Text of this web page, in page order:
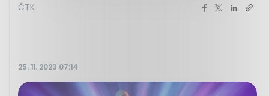
ČTK
25. 11. 2023 07:14